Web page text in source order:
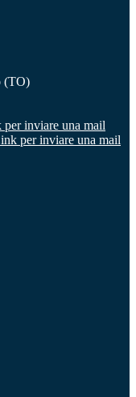
(TO)
inviare una mail
per inviare una mail